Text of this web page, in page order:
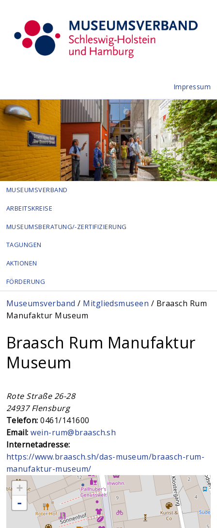
Impressum
MUSEUMSVERBAND
ARBEITSKREISE
MUSEUMSBERATUNG/-ZERTIFIZIERUNG
TAGUNGEN
AKTIONEN
FÖRDERUNG
Sie sind hier
Museumsverband / Mitgliedsmuseen / Braasch Rum
Manufaktur Museum
Braasch Rum Manufaktur
Museum
Rote Straße 26-28
24937 Flensburg
Telefon:0461/141600
Email:wein-rum@braasch.sh
Internetadresse:
https://www.braasch.sh/das-museum/braasch-rum-
manufaktur-museum/
+
-